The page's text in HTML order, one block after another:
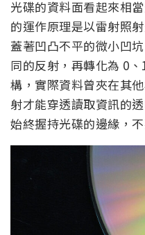
光碟的資料面看起來相
的運作原理是以雷射照
蓋著凹凸不平的微小凹
同的反射，再轉化為 0
構，實際資料曾夾在其
射才能穿透讀取資訊的
始終握持光碟的邊緣，